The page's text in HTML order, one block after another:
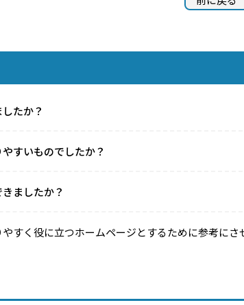
たか？
すいものでしたか？
ましたか？
すく役に立つホームページとするために参考にさ